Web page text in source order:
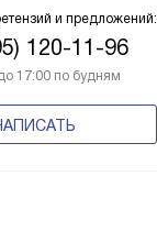
и предложений:
120-11-96
17:00 по будням